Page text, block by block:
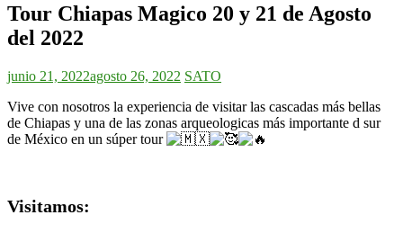
Tour Chiapas Magico 20 y 21 de Agosto
del 2022
junio 21, 2022agosto 26, 2022 SATO
Vive con nosotros la experiencia de visitar las cascadas más bellas
de Chiapas y una de las zonas arqueologicas más importante d sur
de México en un súper tour
Visitamos: